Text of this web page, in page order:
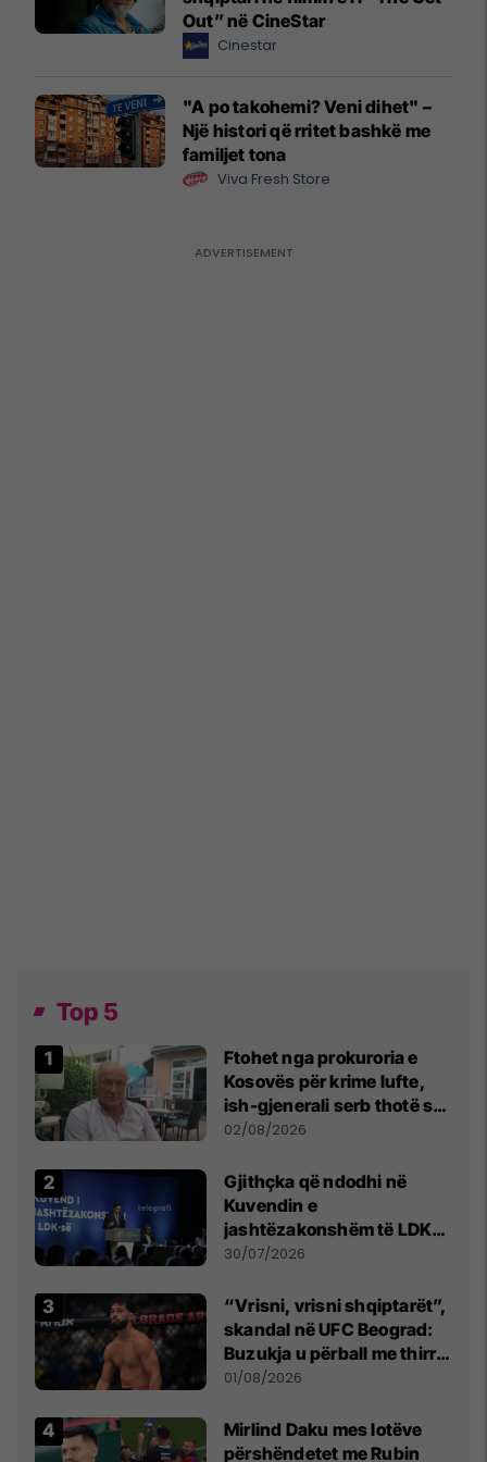
Out” në CineStar
Cinestar
"A po takohemi? Veni dihet" –
Një histori që rritet bashkë me
familjet tona
Viva Fresh Store
Top 5
Ftohet nga prokuroria e
Kosovës për krime lufte,
ish-gjenerali serb thotë se
dikush e tradhtoi në
02/08/2026
Gjithçka që ndodhi në
Kuvendin e
jashtëzakonshëm të LDK-
së
30/07/2026
“Vrisni, vrisni shqiptarët”,
skandal në UFC Beograd:
Buzukja u përball me thirrje
anti-shqiptare nga
01/08/2026
Mirlind Daku mes lotëve
përshëndetet me Rubin